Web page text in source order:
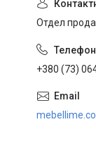
Отдел
+380 (73)